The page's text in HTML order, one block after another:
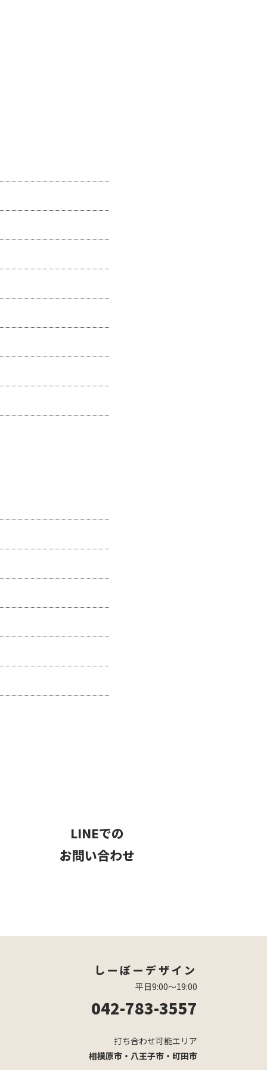
LINEでの
お問い合わせ
しーぼーデザイン
平日9:00〜19:00
042-783-3557
打ち合わせ可能エリア
相模原市・八王子市・町田市